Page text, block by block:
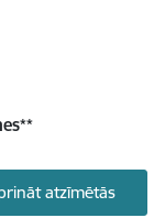
**
atzīmētās